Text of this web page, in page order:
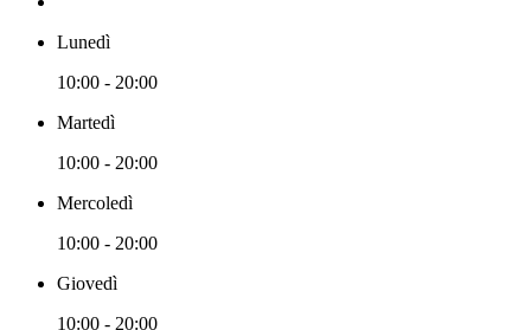
Lunedì
10:00 - 20:00
Martedì
10:00 - 20:00
Mercoledì
10:00 - 20:00
Giovedì
10:00 - 20:00